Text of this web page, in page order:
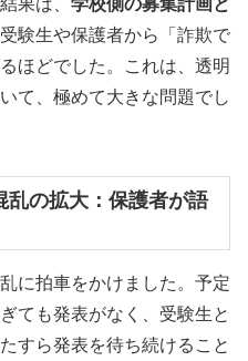
験生や保護者から「詐欺で
ほどでした。これは、透明
て、極めて大きな問題でし
乱の拡大：保護者が語
に拍車をかけました。予定
ても発表がなく、受験生と
すら発表を待ち続けること